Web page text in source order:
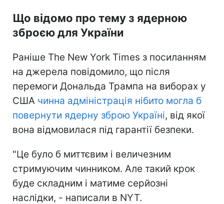
Що відомо про тему з ядерною
зброєю для України
Раніше The New York Times з посиланням
на джерела повідомило, що після
перемоги Дональда Трампа на виборах у
США чинна адміністрація нібито могла б
повернути ядерну зброю Україні, від якої
вона відмовилася під гарантії безпеки.
"Це було б миттєвим і величезним
стримуючим чинником. Але такий крок
буде складним і матиме серйозні
наслідки, - написали в NYT.